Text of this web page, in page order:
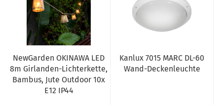
NewGarden OKINAWA LED
8m Girlanden-Lichterkette,
Bambus, Jute Outdoor 10x
E12 IP44
Kanlux 7015 MARC DL-60
Wand-Deckenleuchte